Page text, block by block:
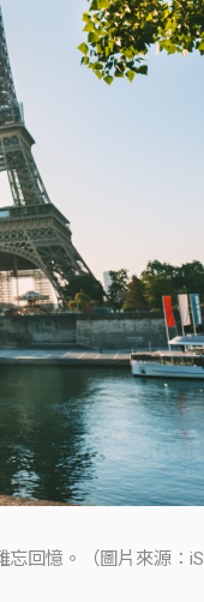
回憶。（圖片來源：